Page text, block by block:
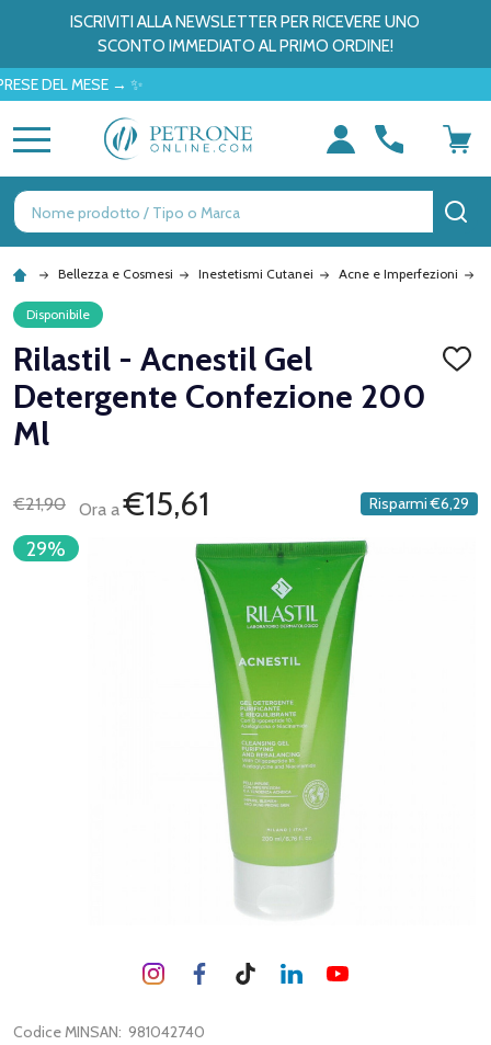
ISCRIVITI ALLA NEWSLETTER PER RICEVERE UNO
SCONTO IMMEDIATO AL PRIMO ORDINE!
MESE → ✨
Ricerca
Bellezza e Cosmesi Inestetismi Cutanei Acne e Imperfezioni
Disponibile
Rilastil - Acnestil Gel
Detergente Confezione 200
Ml
€21,90 Ora a€15,61 Risparmi €6,29
29%
Codice MINSAN: 981042740